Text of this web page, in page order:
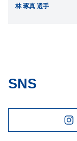
林 琢真 選手
SNS